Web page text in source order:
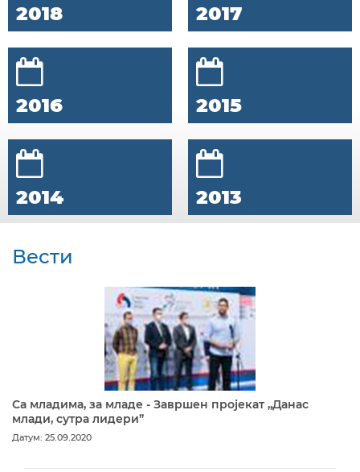
2018 2017
2016 2015
2014 2013
Вести
Са младима, за младе - Завршен пројекат „Данас
млади, сутра лидери”
Датум: 25.09.2020